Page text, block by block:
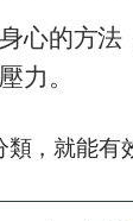
心的方法
力。
，就能有